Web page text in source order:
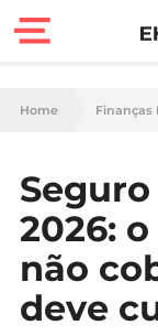
Casa
Home Finanças
2026:
não
deve